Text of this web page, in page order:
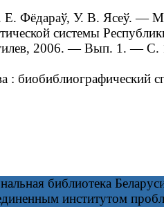
Фёдараў, У. В. Ясеў. —
системы
2006. — Вып. 1. —
библиотека
институтом